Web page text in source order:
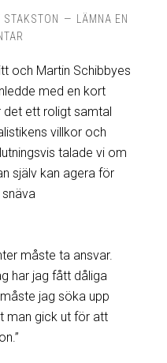
STAKSTON
LÄMNA EN
och Martin Schibbyes
med en kort
det ett roligt samtal
villkor och
talade vi om
själv kan agera för
måste ta ansvar.
har jag fått dåliga
jag söka upp
man gick ut för att